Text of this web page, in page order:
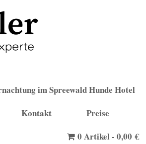
im Spreewald Hunde Hotel
Kontakt
Preise
0 Artikel 0,00 €